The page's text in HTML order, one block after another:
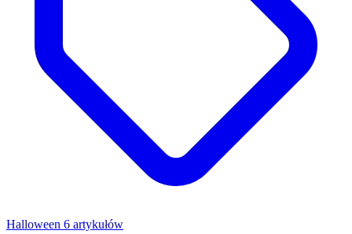
Halloween 6 artykułów